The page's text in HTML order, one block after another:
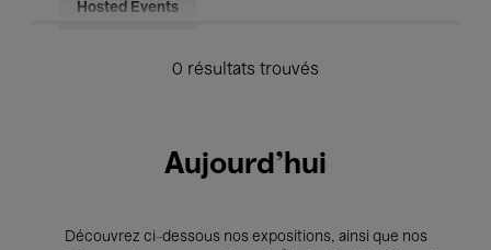
Hosted Events
0 résultats trouvés
Aujourd'hui
Découvrez ci-dessous nos expositions, ainsi que nos